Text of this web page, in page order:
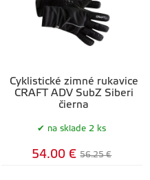
Cyklistické zimné rukavice
CRAFT ADV SubZ Siberi
čierna
na sklade 2 ks
54.00 € 56.25 €